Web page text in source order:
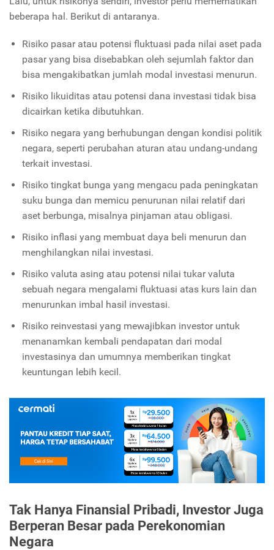
beberapa hal. Berikut di antaranya.
Risiko pasar atau potensi fluktuasi pada nilai aset pada
pasar yang bisa disebabkan oleh sejumlah faktor dan
bisa mengakibatkan jumlah modal investasi menurun.
Risiko likuiditas atau potensi dana investasi tidak bisa
dicairkan ketika dibutuhkan.
Risiko negara yang berhubungan dengan kondisi politik
negara, seperti perubahan aturan atau undang-undang
terkait investasi.
Risiko tingkat bunga yang mengacu pada peningkatan
suku bunga dan memicu penurunan nilai relatif dari
aset berbunga, misalnya pinjaman atau obligasi.
Risiko inflasi yang membuat daya beli menurun dan
menghilangkan nilai investasi.
Risiko valuta asing atau potensi nilai tukar valuta
sebuah negara mengalami fluktuasi atas kurs lain dan
menurunkan imbal hasil investasi.
Risiko reinvestasi yang mewajibkan investor untuk
menanamkan kembali pendapatan dari modal
investasinya dan umumnya memberikan tingkat
keuntungan lebih kecil.
Tak Hanya Finansial Pribadi, Investor Juga
Berperan Besar pada Perekonomian
Negara